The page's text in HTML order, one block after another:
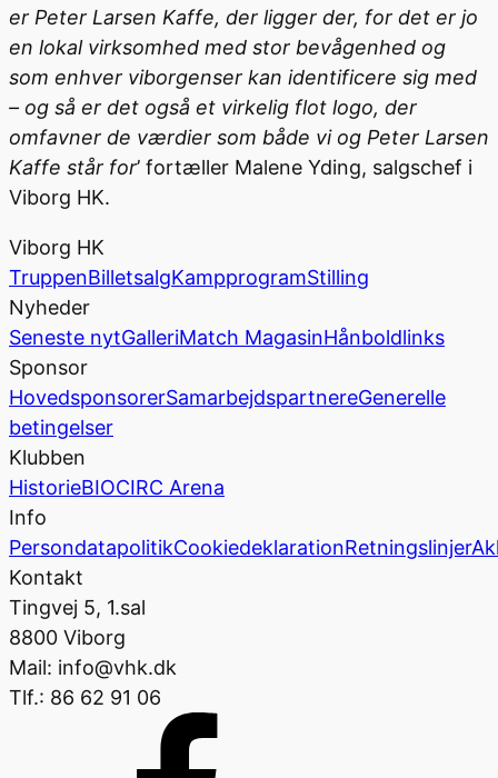
er Peter Larsen Kaffe, der ligger der, for det er jo
en lokal virksomhed med stor bevågenhed og
som enhver viborgenser kan identificere sig med
– og så er det også et virkelig flot logo, der
omfavner de værdier som både vi og Peter Larsen
Kaffe står for’ fortæller Malene Yding, salgschef i
Viborg HK.
Viborg HK
TruppenBilletsalgKampprogramStilling
Nyheder
Seneste nytGalleriMatch MagasinHånboldlinks
Sponsor
HovedsponsorerSamarbejdspartnereGenerelle
betingelser
Klubben
HistorieBIOCIRC Arena
Info
PersondatapolitikCookiedeklarationRetningslinjer
Kontakt
Tingvej 5, 1.sal
8800 Viborg
Mail: info@vhk.dk
Tlf.: 86 62 91 06